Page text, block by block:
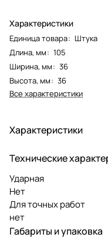
Характеристики
Единица товара: Штука
Длина, мм: 105
Ширина, мм: 36
Высота, мм: 36
Все характеристики
Характеристики
Технические
Ударная
Нет
Для точных работ
нет
Габариты и упаковка